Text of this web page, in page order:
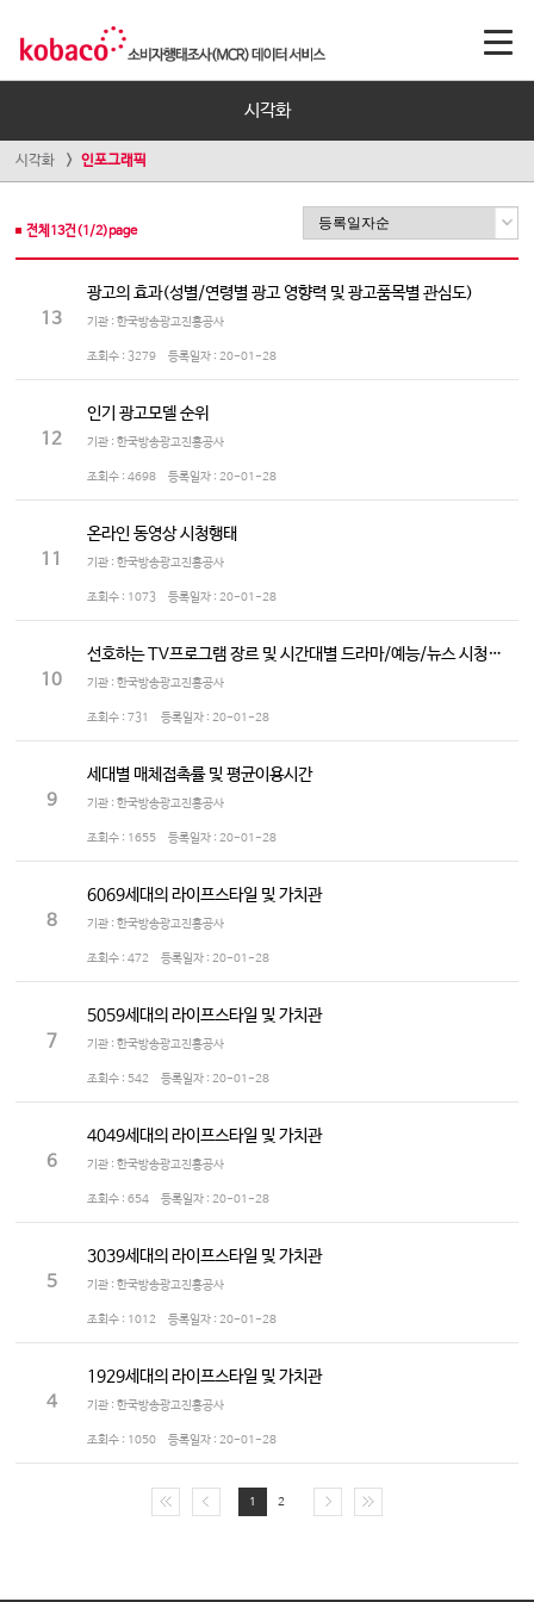
시각화
시각화 인포그래픽
전체 13건(1 /2)page
13
광고의 효과(성별/연령별 광고 영향력 및 광고품목별 관심도)
기관 : 한국방송광고진흥공사
조회수 : 3279 등록일자 : 20-01-28
12
인기 광고모델 순위
기관 : 한국방송광고진흥공사
조회수 : 4698 등록일자 : 20-01-28
11
온라인 동영상 시청행태
기관 : 한국방송광고진흥공사
조회수 : 1073 등록일자 : 20-01-28
10
선호하는 TV프로그램 장르 및 시간대별 드라마/예능/뉴스 시청정도
기관 : 한국방송광고진흥공사
조회수 : 731 등록일자 : 20-01-28
9
세대별 매체접촉률 및 평균이용시간
기관 : 한국방송광고진흥공사
조회수 : 1655 등록일자 : 20-01-28
8
6069세대의 라이프스타일 및 가치관
기관 : 한국방송광고진흥공사
조회수 : 472 등록일자 : 20-01-28
7
5059세대의 라이프스타일 및 가치관
기관 : 한국방송광고진흥공사
조회수 : 542 등록일자 : 20-01-28
6
4049세대의 라이프스타일 및 가치관
기관 : 한국방송광고진흥공사
조회수 : 654 등록일자 : 20-01-28
5
3039세대의 라이프스타일 및 가치관
기관 : 한국방송광고진흥공사
조회수 : 1012 등록일자 : 20-01-28
4
1929세대의 라이프스타일 및 가치관
기관 : 한국방송광고진흥공사
조회수 : 1050 등록일자 : 20-01-28
1 2